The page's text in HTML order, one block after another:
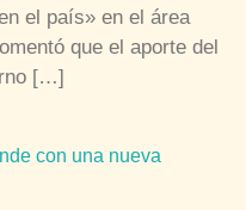
el país» en el área
que el aporte del
[…]
con una nueva